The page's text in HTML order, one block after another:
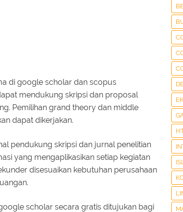
di google scholar dan scopus
mendukung skripsi dan proposal
Pemilihan grand theory dan middle
dapat dikerjakan.
pendukung skripsi dan jurnal penelitian
yang mengaplikasikan setiap kegiatan
disesuaikan kebutuhan perusahaan
scholar secara gratis ditujukan bagi